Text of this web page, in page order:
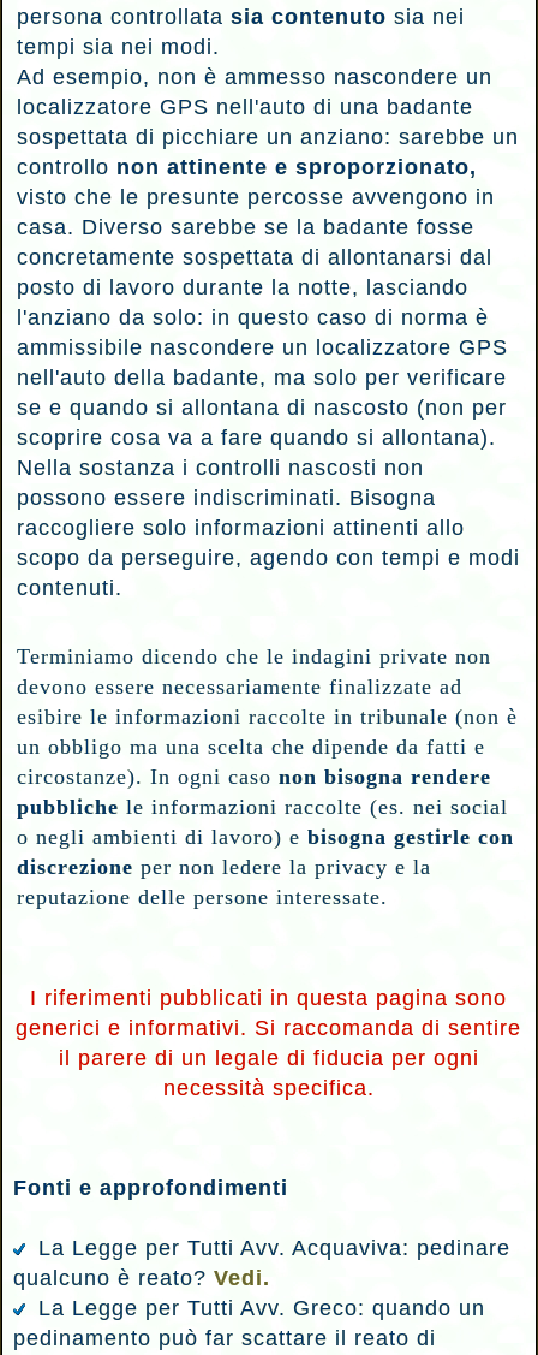
persona controllatasia contenutosia nei
tempi sia nei modi.
Ad esempio, non è ammesso nascondere un
localizzatore GPS nell'auto di una badante
sospettata di picchiare un anziano: sarebbe un
controllo non attinente e sproporzionato,
visto che le presunte percosse avvengono in
casa. Diverso sarebbe se la badante fosse
concretamente sospettata di allontanarsi dal
posto di lavoro durante la notte, lasciando
l'anziano da solo: in questo caso di norma è
ammissibile nascondere un localizzatore GPS
nell'auto della badante, ma solo per verificare
se e quando si allontana di nascosto (non per
scoprire cosa va a fare quando si allontana).
Nella sostanza i controlli nascosti non
possono essere indiscriminati. Bisogna
raccogliere solo informazioni attinenti allo
scopo da perseguire, agendo con tempi e modi
contenuti.
Terminiamo dicendo che le indagini private non
devono essere necessariamente finalizzate ad
esibire le informazioni raccolte in tribunale (non è
un obbligo ma una scelta che dipende da fatti e
circostanze). In ogni casonon bisogna rendere
pubbliche le informazioni raccolte (es. nei social
o negli ambienti di lavoro) ebisogna gestirle con
discrezione per non ledere la privacy e la
reputazione delle persone interessate.
I riferimenti pubblicati in questa pagina sono
generici e informativi. Si raccomanda di sentire
il parere di un legale di fiducia per ogni
necessità specifica.
Fonti e approfondimenti
La Legge per Tutti Avv. Acquaviva: pedinare
qualcuno è reato?Vedi.
La Legge per Tutti Avv. Greco: quando un
pedinamento può far scattare il reato di